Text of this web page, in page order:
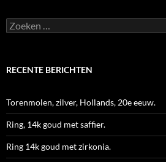
Zoeken
naar:
RECENTE BERICHTEN
Torenmolen, zilver, Hollands, 20e eeuw.
Ring, 14k goud met saffier.
Ring 14k goud met zirkonia.